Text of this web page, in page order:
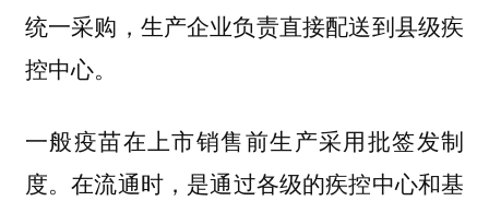
统一采购，生产企业负责直接配送到县级疾
控中心。
一般疫苗在上市销售前生产采用批签发制
度。在流通时，是通过各级的疾控中心和基